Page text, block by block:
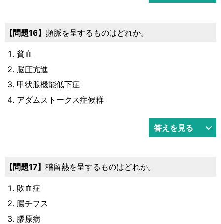
問題16 頻脈を呈するものはどれか。
貧血
脳圧亢進
甲状腺機能低下症
アダムストークス症候群
答えを見る
問題17 稽留熱を呈するものはどれか。
敗血症
腸チフス
膠原病